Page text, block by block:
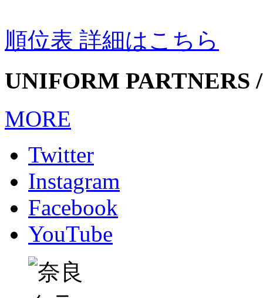
順位表 詳細はこちら
UNIFORM PARTNERS
MORE
Twitter
Instagram
Facebook
YouTube